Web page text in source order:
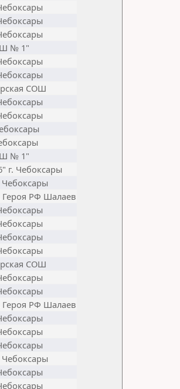
№ 1"
СОШ
№ 1"
г. Чебоксары
РФ Шалаев
СОШ
РФ Шалаев